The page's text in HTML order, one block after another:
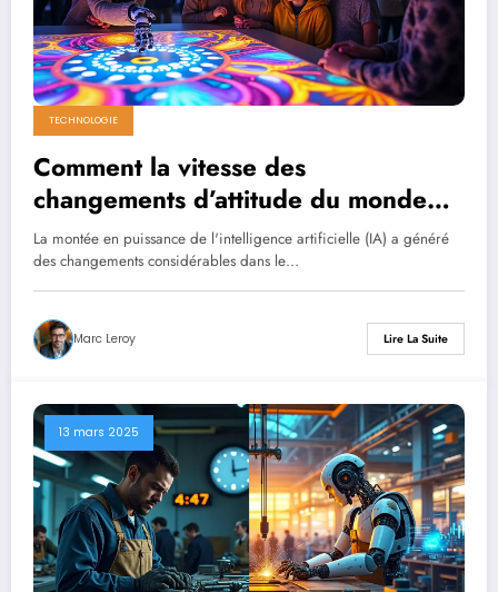
TECHNOLOGIE
Comment la vitesse des
changements d’attitude du monde
culturel envers l’IA révèle une
profonde inquiétude
La montée en puissance de l'intelligence artificielle (IA) a généré
des changements considérables dans le…
Marc Leroy Lire La Suite
13 mars 2025